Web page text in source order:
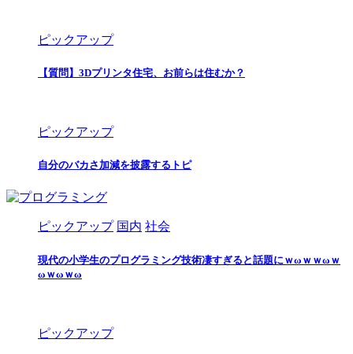
ピックアップ
【質問】3Dプリンタ住宅、お前らは住むか？
ピックアップ
自分のバカさ加減を披露するトピ
ピックアップ 国内 社会
現代の小学生のプログラミング技術凄すぎると話題にｗωｗｗωｗ
ωｗωｗω
ピックアップ